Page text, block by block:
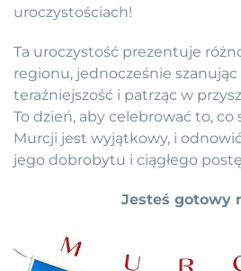
uroczystościach!
Ta uroczystość prezentuje
regionu, jednocześnie szanując
teraźniejszość i patrząc w
To dzień, aby celebrować to, co
Murcji jest wyjątkowy, i
jego dobrobytu i ciągłego
Jesteś gotowy